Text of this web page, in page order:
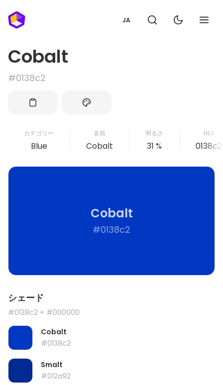
JA
Cobalt
#0138c2
カテゴリー
Blue
名前
Cobalt
明るさ
31 %
HEX
0138c2
Cobalt
#0138c2
シェード
#0138c2 + #000000
Cobalt
#0138c2
Smalt
#012a92